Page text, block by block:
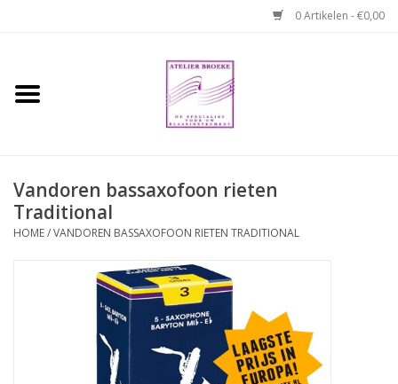
0 Artikelen - €0,00
Home
Reparaties en
abonnementen
Verhuur hobo's
Vandoren bassaxofoon rieten
Traditional
HOME/VANDOREN BASSAXOFOON RIETEN TRADITIONAL